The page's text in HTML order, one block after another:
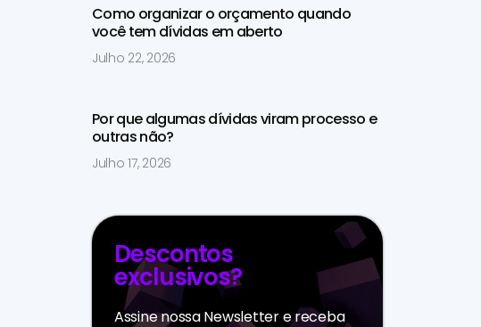
Como organizar o orçamento quando
você tem dívidas em aberto
Julho 22, 2026
Por que algumas dívidas viram processo e
outras não?
Julho 17, 2026
Descontos
exclusivos?
Assine nossa Newsletter e receba